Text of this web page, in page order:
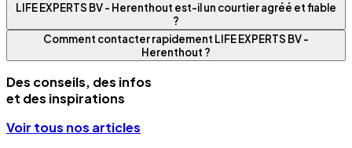
LIFE EXPERTS BV - Herenthout est-il un courtier agréé et fiable
?
Comment contacter rapidement LIFE EXPERTS BV -
Herenthout ?
Des conseils, des infos
et des inspirations
Voir tous nos articles